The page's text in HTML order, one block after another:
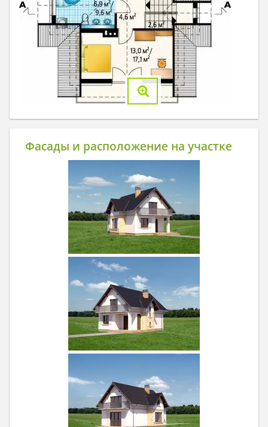
Фасады и расположение на участке